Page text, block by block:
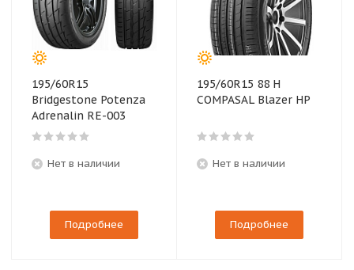
195/60R15
Bridgestone Potenza
Adrenalin RE-003
Нет в наличии
Подробнее
195/60R15 88 H
COMPASAL Blazer HP
Нет в наличии
Подробнее